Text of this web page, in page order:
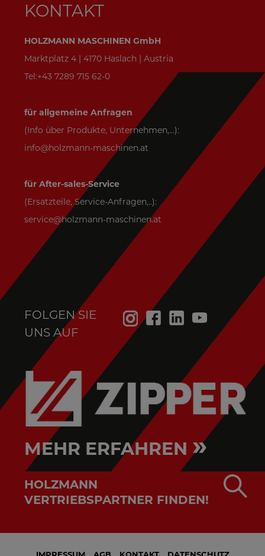
KONTAKT
HOLZMANN MASCHINEN GmbH
Marktplatz 4 | 4170 Haslach | Austria
Tel:+43 7289 715 62-0
für allgemeine Anfragen
(Info über Produkte, Unternehmen,...):
info@holzmann-maschinen.at
für After-sales-Service
(Ersatzteile, Service-Anfragen,..):
service@holzmann-maschinen.at
FOLGEN SIE
UNS AUF
MEHR ERFAHREN »
HOLZMANN
VERTRIEBSPARTNER FINDEN!